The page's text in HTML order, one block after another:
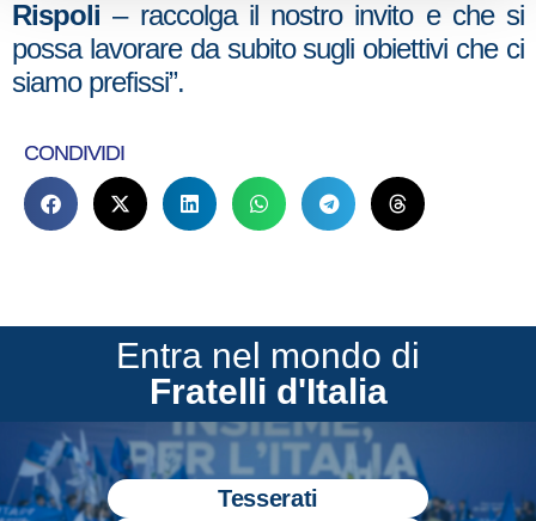
Rispoli – raccolga il nostro invito e che si
possa lavorare da subito sugli obiettivi che ci
siamo prefissi”.
CONDIVIDI
Entra nel mondo di
Fratelli d'Italia
Tesserati